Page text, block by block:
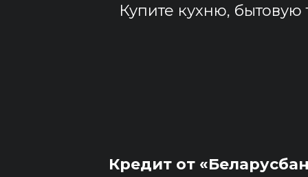
Купите кухню, бытовую
Кредит от